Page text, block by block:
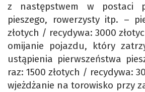
z następstwem w postaci
pieszego, rowerzysty itp. –
złotych / recydywa: 3000
omijanie pojazdu, który
ustąpienia pierwszeństwa
raz: 1500 złotych / recydywa:
wjeżdżanie na torowisko przy